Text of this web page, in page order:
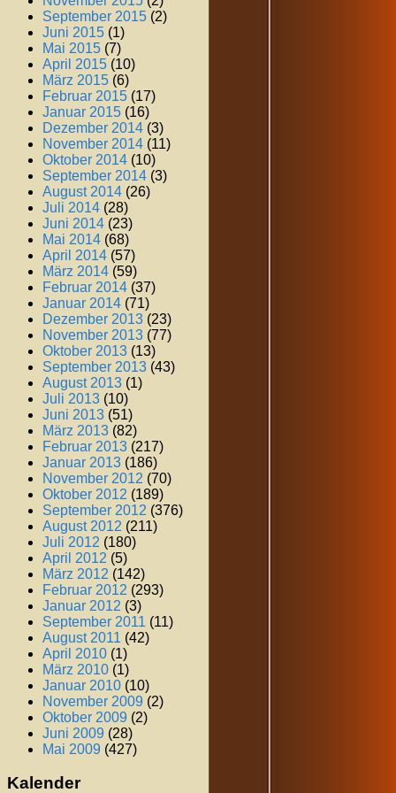
September 2015 (2)
Juni 2015 (1)
Mai 2015 (7)
April 2015 (10)
März 2015 (6)
Februar 2015 (17)
Januar 2015 (16)
Dezember 2014 (3)
November 2014 (11)
Oktober 2014 (10)
September 2014 (3)
August 2014 (26)
Juli 2014 (28)
Juni 2014 (23)
Mai 2014 (68)
April 2014 (57)
März 2014 (59)
Februar 2014 (37)
Januar 2014 (71)
Dezember 2013 (23)
November 2013 (77)
Oktober 2013 (13)
September 2013 (43)
August 2013 (1)
Juli 2013 (10)
Juni 2013 (51)
März 2013 (82)
Februar 2013 (217)
Januar 2013 (186)
November 2012 (70)
Oktober 2012 (189)
September 2012 (376)
August 2012 (211)
Juli 2012 (180)
April 2012 (5)
März 2012 (142)
Februar 2012 (293)
Januar 2012 (3)
September 2011 (11)
August 2011 (42)
April 2010 (1)
März 2010 (1)
Januar 2010 (10)
November 2009 (2)
Oktober 2009 (2)
Juni 2009 (28)
Mai 2009 (427)
Kalender